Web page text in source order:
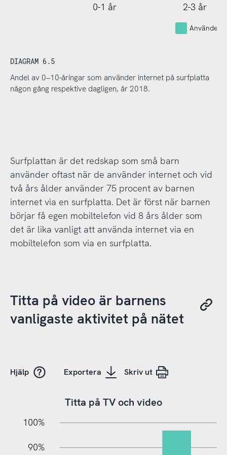
0-1 år 2-3 år
Använder
DIAGRAM 6.5
Andel av 0–10-åringar som använder internet på surfplatta
någon gång respektive dagligen, år 2018.
Surfplattan är det redskap som små barn
använder oftast när de använder internet och vid
två års ålder använder 75 procent av barnen
internet via en surfplatta. Det är först när barnen
börjar få egen mobiltelefon vid 8 års ålder som
det är lika vanligt att använda internet via en
mobiltelefon som via en surfplatta.
Titta på video är barnens
vanligaste aktivitet på nätet
Hjälp Exportera Skriv ut
Titta på TV och video
100%
90%